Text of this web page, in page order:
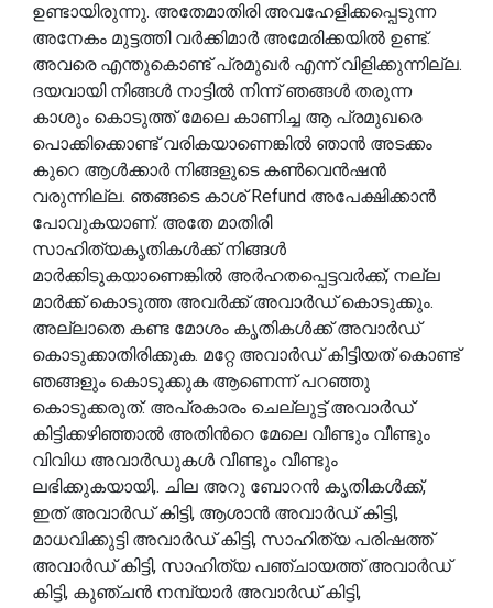
ഉണ്ടായിരുന്നു. അതേമാതിരി അവഹേളിക്കപ്പെടുന്ന
അനേകം മുട്ടത്തി വർക്കിമാർ അമേരിക്കയിൽ ഉണ്ട്.
അവരെ എന്തുകൊണ്ട് പ്രമുഖർ എന്ന് വിളിക്കുന്നില്ല.
ദയവായി നിങ്ങൾ നാട്ടിൽ നിന്ന് ഞങ്ങൾ തരുന്ന
കാശും കൊടുത്ത് മേലെ കാണിച്ച ആ പ്രമുഖരെ
പൊക്കിക്കൊണ്ട് വരികയാണെങ്കിൽ ഞാൻ അടക്കം
കുറെ ആൾക്കാർ നിങ്ങളുടെ കൺവെൻഷൻ
വരുന്നില്ല. ഞങ്ങടെ കാശ് Refund അപേക്ഷിക്കാൻ
പോവുകയാണ്. അതേ മാതിരി
സാഹിത്യകൃതികൾക്ക് നിങ്ങൾ
മാർക്കിടുകയാണെങ്കിൽ അർഹതപ്പെട്ടവർക്ക്, നല്ല
മാർക്ക് കൊടുത്ത അവർക്ക് അവാർഡ് കൊടുക്കും.
അല്ലാതെ കണ്ട മോശം കൃതികൾക്ക് അവാർഡ്
കൊടുക്കാതിരിക്കുക. മറ്റേ അവാർഡ് കിട്ടിയത് കൊണ്ട്
ഞങ്ങളും കൊടുക്കുക ആണെന്ന് പറഞ്ഞു
കൊടുക്കരുത്. അപ്രകാരം ചെല്ലുട്ട് അവാർഡ്
കിട്ടിക്കഴിഞ്ഞാൽ അതിൻറെ മേലെ വീണ്ടും വീണ്ടും
വിവിധ അവാർഡുകൾ വീണ്ടും വീണ്ടും
ലഭിക്കുകയായി,. ചില അറു ബോറൻ കൃതികൾക്ക്,
ഇത് അവാർഡ് കിട്ടി, ആശാൻ അവാർഡ് കിട്ടി,
മാധവിക്കുട്ടി അവാർഡ് കിട്ടി, സാഹിത്യ പരിഷത്ത്
അവാർഡ് കിട്ടി, സാഹിത്യ പഞ്ചായത്ത് അവാർഡ്
കിട്ടി, കുഞ്ചൻ നമ്പ്യാർ അവാർഡ് കിട്ടി,